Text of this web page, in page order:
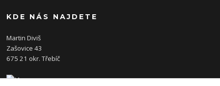
KDE NÁS NAJDETE
Martin Diviš
Zašovice 43
675 21 okr. Třebíč